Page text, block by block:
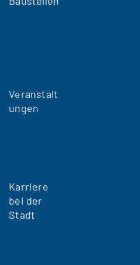
Veranstalt
ungen
Karriere
bei der
Stadt